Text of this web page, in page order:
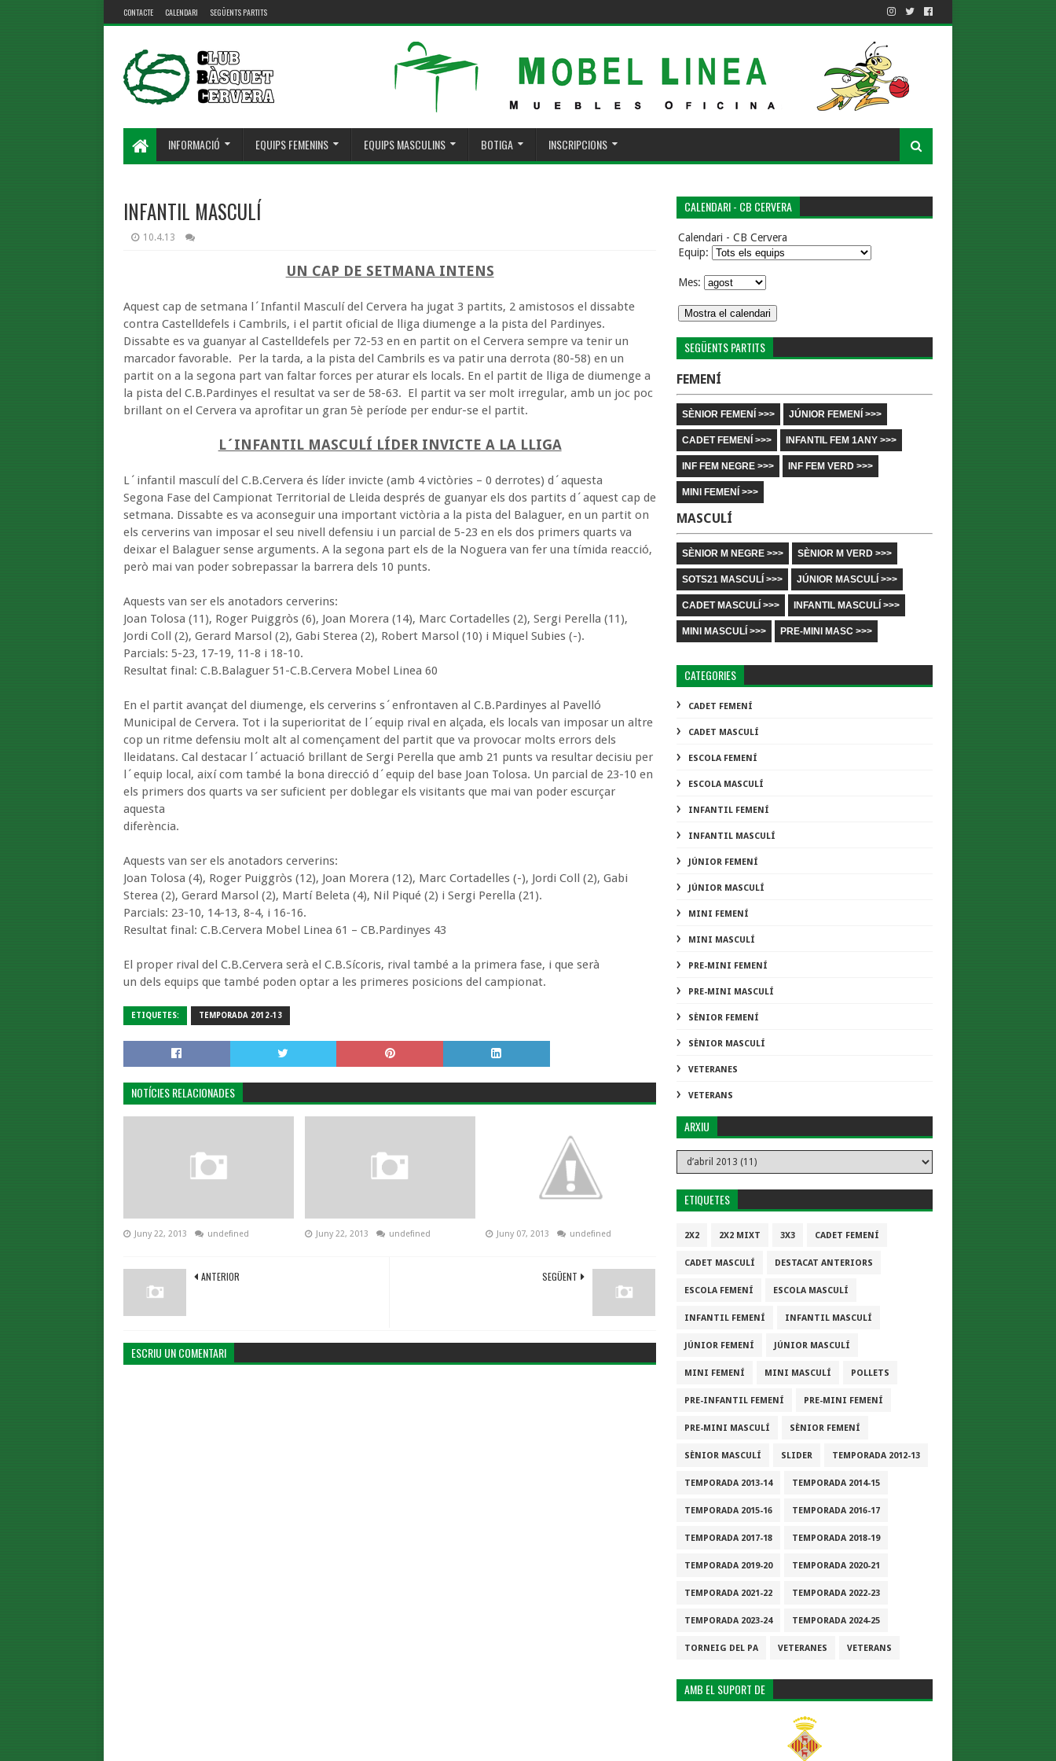
CONTACTE CALENDARI SEGÜENTS PARTITS
INFORMACIÓ EQUIPS FEMENINS EQUIPS MASCULINS BOTIGA INSCRIPCIONS
INFANTIL MASCULÍ
10.4.13
UN CAP DE SETMANA INTENS
Aquest cap de setmana l´Infantil Masculí del Cervera ha jugat 3 partits, 2 amistosos el dissabte
contra Castelldefels i Cambrils, i el partit oficial de lliga diumenge a la pista del Pardinyes.
Dissabte es va guanyar al Castelldefels per 72-53 en en partit on el Cervera sempre va tenir un
marcador favorable. Per la tarda, a la pista del Cambrils es va patir una derrota (80-58) en un
partit on a la segona part van faltar forces per aturar els locals. En el partit de lliga de diumenge a
la pista del C.B.Pardinyes el resultat va ser de 58-63. El partit va ser molt irregular, amb un joc poc
brillant on el Cervera va aprofitar un gran 5è període per endur-se el partit.
L´INFANTIL MASCULÍ LÍDER INVICTE A LA LLIGA
L´infantil masculí del C.B.Cervera és líder invicte (amb 4 victòries – 0 derrotes) d´aquesta
Segona Fase del Campionat Territorial de Lleida després de guanyar els dos partits d´aquest cap de
setmana. Dissabte es va aconseguir una important victòria a la pista del Balaguer, en un partit on
els cerverins van imposar el seu nivell defensiu i un parcial de 5-23 en els dos primers quarts va
deixar el Balaguer sense arguments. A la segona part els de la Noguera van fer una tímida reacció,
però mai van poder sobrepassar la barrera dels 10 punts.
Aquests van ser els anotadors cerverins:
Joan Tolosa (11), Roger Puiggròs (6), Joan Morera (14), Marc Cortadelles (2), Sergi Perella (11),
Jordi Coll (2), Gerard Marsol (2), Gabi Sterea (2), Robert Marsol (10) i Miquel Subies (-).
Parcials: 5-23, 17-19, 11-8 i 18-10.
Resultat final: C.B.Balaguer 51-C.B.Cervera Mobel Linea 60
En el partit avançat del diumenge, els cerverins s´enfrontaven al C.B.Pardinyes al Pavelló
Municipal de Cervera. Tot i la superioritat de l´equip rival en alçada, els locals van imposar un altre
cop un ritme defensiu molt alt al començament del partit que va provocar molts errors dels
lleidatans. Cal destacar l´actuació brillant de Sergi Perella que amb 21 punts va resultar decisiu per
l´equip local, així com també la bona direcció d´equip del base Joan Tolosa. Un parcial de 23-10 en
els primers dos quarts va ser suficient per doblegar els visitants que mai van poder escurçar
aquesta
diferència.
Aquests van ser els anotadors cerverins:
Joan Tolosa (4), Roger Puiggròs (12), Joan Morera (12), Marc Cortadelles (-), Jordi Coll (2), Gabi
Sterea (2), Gerard Marsol (2), Martí Beleta (4), Nil Piqué (2) i Sergi Perella (21).
Parcials: 23-10, 14-13, 8-4, i 16-16.
Resultat final: C.B.Cervera Mobel Linea 61 – CB.Pardinyes 43
El proper rival del C.B.Cervera serà el C.B.Sícoris, rival també a la primera fase, i que serà
un dels equips que també poden optar a les primeres posicions del campionat.
ETIQUETES: TEMPORADA 2012-13
NOTÍCIES RELACIONADES
Juny 22, 2013 undefined Juny 22, 2013 undefined Juny 07, 2013 undefined
SEGÜENT
ANTERIOR
ESCRIU UN COMENTARI
CALENDARI - CB CERVERA
Calendari - CB Cervera
Equip:
Mes:
SEGÜENTS PARTITS
FEMENÍ
SÈNIOR FEMENÍ >>> JÚNIOR FEMENÍ >>>
CADET FEMENÍ >>> INFANTIL FEM 1ANY >>>
INF FEM NEGRE >>> INF FEM VERD >>>
MINI FEMENÍ >>>
MASCULÍ
SÈNIOR M NEGRE >>> SÈNIOR M VERD >>>
SOTS21 MASCULÍ >>> JÚNIOR MASCULÍ >>>
CADET MASCULÍ >>> INFANTIL MASCULÍ >>>
MINI MASCULÍ >>> PRE-MINI MASC >>>
CATEGORIES
CADET FEMENÍ
CADET MASCULÍ
ESCOLA FEMENÍ
ESCOLA MASCULÍ
INFANTIL FEMENÍ
INFANTIL MASCULÍ
JÚNIOR FEMENÍ
JÚNIOR MASCULÍ
MINI FEMENÍ
MINI MASCULÍ
PRE-MINI FEMENÍ
PRE-MINI MASCULÍ
SÈNIOR FEMENÍ
SÈNIOR MASCULÍ
VETERANES
VETERANS
ARXIU
ETIQUETES
2X2 2X2 MIXT 3X3 CADET FEMENÍ
CADET MASCULÍ DESTACAT ANTERIORS
ESCOLA FEMENÍ ESCOLA MASCULÍ
INFANTIL FEMENÍ INFANTIL MASCULÍ
JÚNIOR FEMENÍ JÚNIOR MASCULÍ
MINI FEMENÍ MINI MASCULÍ POLLETS
PRE-INFANTIL FEMENÍ PRE-MINI FEMENÍ
PRE-MINI MASCULÍ SÈNIOR FEMENÍ
SÈNIOR MASCULÍ SLIDER TEMPORADA 2012-13
TEMPORADA 2013-14 TEMPORADA 2014-15
TEMPORADA 2015-16 TEMPORADA 2016-17
TEMPORADA 2017-18 TEMPORADA 2018-19
TEMPORADA 2019-20 TEMPORADA 2020-21
TEMPORADA 2021-22 TEMPORADA 2022-23
TEMPORADA 2023-24 TEMPORADA 2024-25
TORNEIG DEL PA VETERANES VETERANS
AMB EL SUPORT DE